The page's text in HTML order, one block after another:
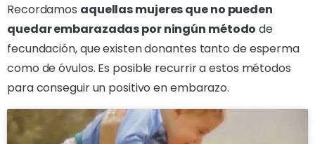
Recordamos aquellas mujeres que no pueden
quedar embarazadas por ningún método de
fecundación, que existen donantes tanto de esperma
como de óvulos. Es posible recurrir a estos métodos
para conseguir un positivo en embarazo.